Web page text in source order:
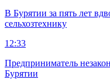
В Бурятии за пять лет
сельхозтехнику
12:33
Предприниматель
Бурятии